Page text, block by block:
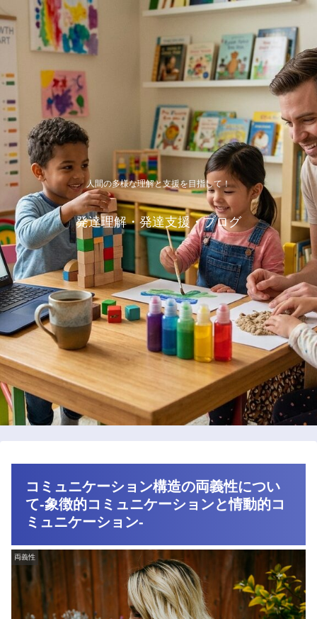
人間の多様な理解と支援を目指して！
発達理解・発達支援・ブログ
コミュニケーション構造の両義性につい
て-象徴的コミュニケーションと情動的コ
ミュニケーション-
両義性